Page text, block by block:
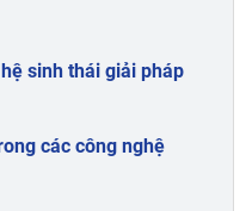
sinh thái giải pháp
các công nghệ